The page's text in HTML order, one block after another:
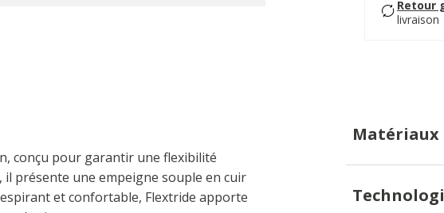
Retour
livraison
conçu pour garantir une flexibilité
il présente une empeigne souple en cuir
et confortable, Flextride apporte
Matériaux